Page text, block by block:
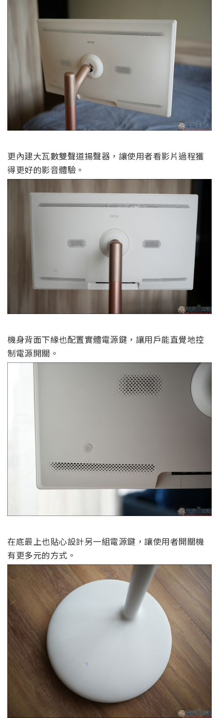
更內建大瓦數雙聲道揚聲器，讓使用者看影片過程獲
得更好的影音體驗。
機身背面下緣也配置實體電源鍵，讓用戶能直覺地控
制電源開關。
在底最上也貼心設計另一組電源鍵，讓使用者開關機
有更多元的方式。